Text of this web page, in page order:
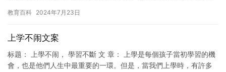
的心…
教育百科 2024年7月23日
上学不闹文案
标题： 上學不闹， 學習不斷 文 章： 上學是每個孩子當初學習的機
會，也是他們人生中最重要的一環。但是，當我們上學時，有許多